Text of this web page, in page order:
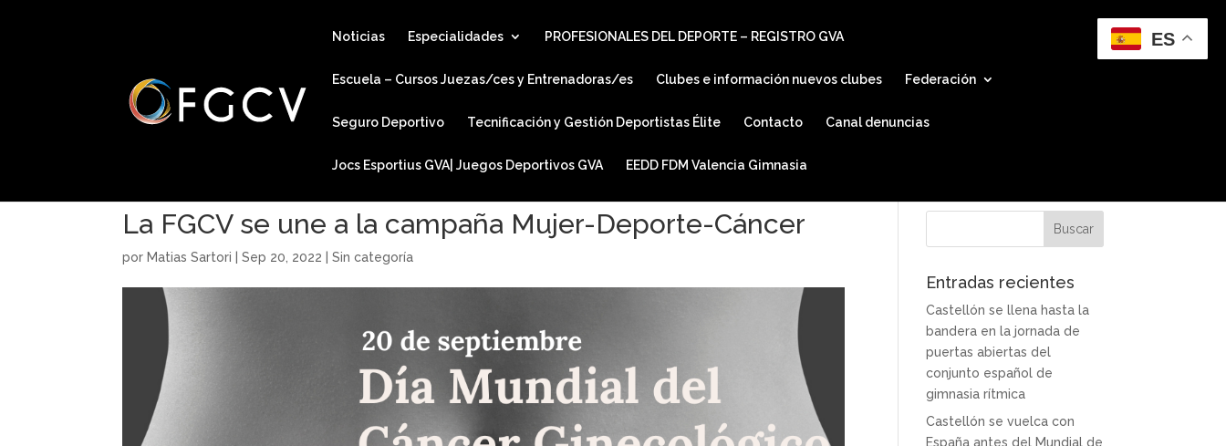
Noticias Especialidades PROFESIONALES DEL DEPORTE – REGISTRO GVA
Escuela – Cursos Juezas/ces y Entrenadoras/es Clubes e información nuevos clubes Federación
Seguro Deportivo Tecnificación y Gestión Deportistas Élite Contacto Canal denuncias
Jocs Esportius GVA| Juegos Deportivos GVA EEDD FDM Valencia Gimnasia
La FGCV se une a la campaña Mujer-Deporte-Cáncer
por Matias Sartori |Sep 20, 2022 |Sin categoría
Entradas recientes
Castellón se llena hasta la
bandera en la jornada de
puertas abiertas del
conjunto español de
gimnasia rítmica
Castellón se vuelca con
España antes del Mundial de
ES